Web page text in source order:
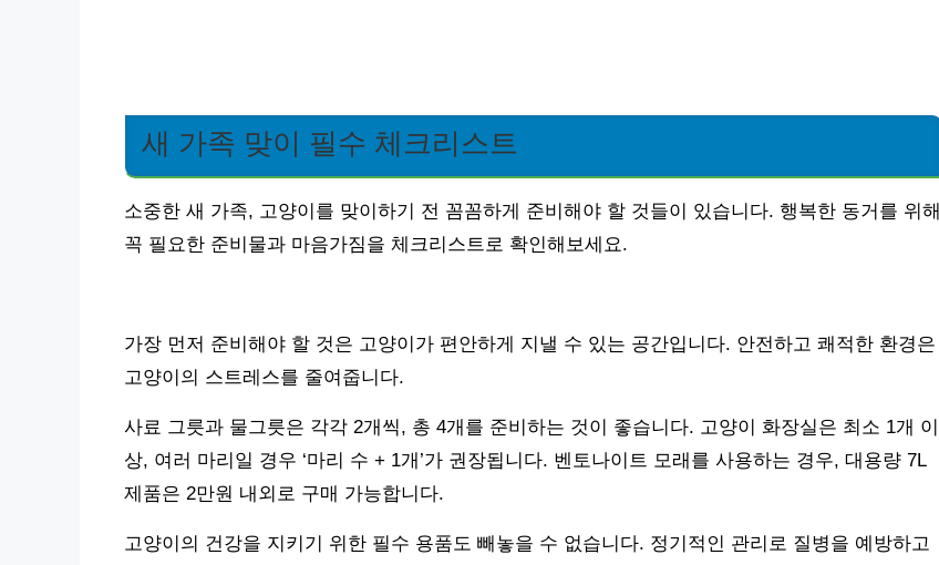
새 가족 맞이 필수 체크리스트
소중한 새 가족, 고양이를 맞이하기 전 꼼꼼하게 준비해야 할 것들이 있습니다. 행복한 동거를 위해
꼭 필요한 준비물과 마음가짐을 체크리스트로 확인해보세요.
가장 먼저 준비해야 할 것은 고양이가 편안하게 지낼 수 있는 공간입니다. 안전하고 쾌적한 환경은
고양이의 스트레스를 줄여줍니다.
사료 그릇과 물그릇은 각각 2개씩, 총 4개를 준비하는 것이 좋습니다. 고양이 화장실은 최소 1개 이
상, 여러 마리일 경우 ‘마리 수 + 1개’가 권장됩니다. 벤토나이트 모래를 사용하는 경우, 대용량 7L
제품은 2만원 내외로 구매 가능합니다.
고양이의 건강을 지키기 위한 필수 용품도 빼놓을 수 없습니다. 정기적인 관리로 질병을 예방하고